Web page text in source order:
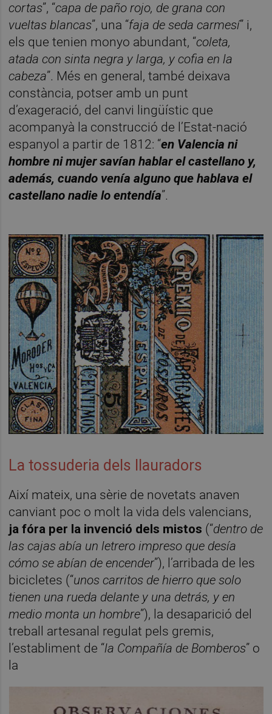
cortas”, “capa de paño rojo, de grana con
vueltas blancas”, una “faja de seda carmesí” i,
els que tenien monyo abundant, “coleta,
atada con sinta negra y larga, y cofia en la
cabeza”. Més en general, també deixava
constància, potser amb un punt
d’exageració, del canvi lingüístic que
acompanyà la construcció de l’Estat-nació
espanyol a partir de 1812: “en Valencia ni
hombre ni mujer savían hablar el castellano y,
además, cuando venía alguno que hablava el
castellano nadie lo entendía”.
La tossuderia dels llauradors
Així mateix, una sèrie de novetats anaven
canviant poc o molt la vida dels valencians,
ja fóra per la invenció dels mistos (“dentro de
las cajas abía un letrero impreso que desía
cómo se abían de encender”), l’arribada de les
bicicletes (“unos carritos de hierro que solo
tienen una rueda delante y una detrás, y en
medio monta un hombre”), la desaparició del
treball artesanal regulat pels gremis,
l’establiment de “la Compañía de Bomberos” o
la